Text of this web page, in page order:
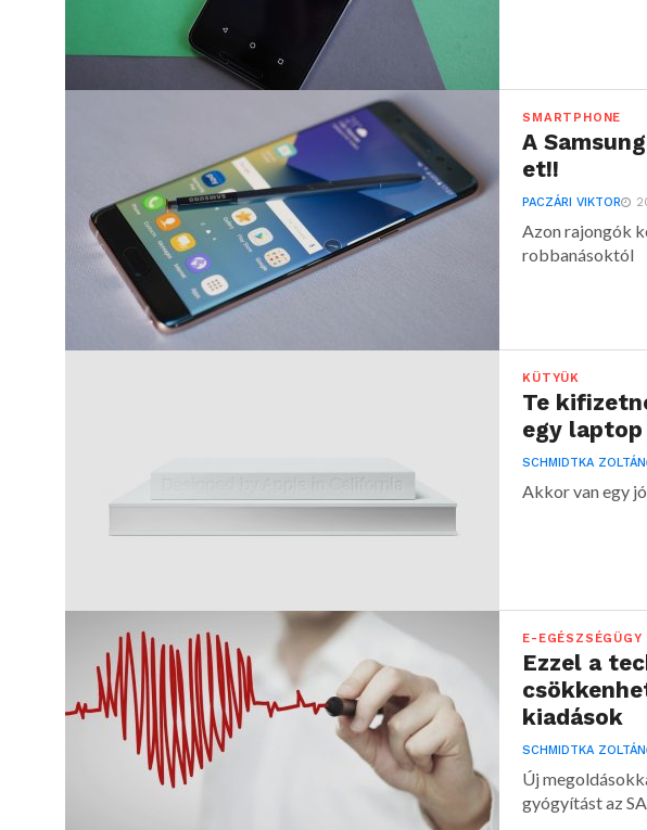
SMARTPHONE
A
et!!
PACZÁRI VIKTOR
Azon rajongók
robbanásoktól
KÜTYÜK
Te
egy
SCHMIDTKA ZOLTÁN
Akkor van egy
E-EGÉSZSÉGÜGY
Ezzel a
kiadások
SCHMIDTKA ZOLTÁN
Új
gyógyítást az